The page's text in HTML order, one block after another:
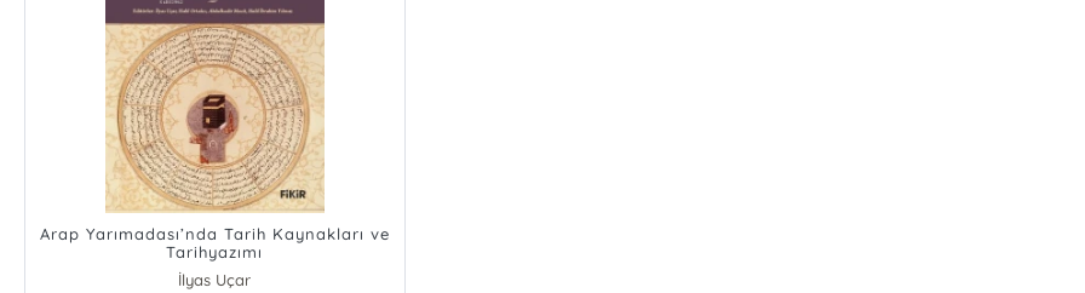
Arap Yarımadası’nda Tarih Kaynakları ve
Tarihyazımı
İlyas Uçar